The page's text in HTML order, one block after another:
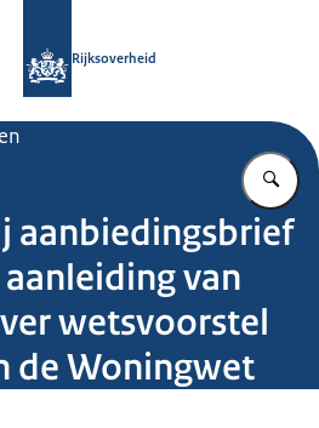
Rijksoverheid
aanbiedingsbrief
van
wetsvoorstel
de Woningwet